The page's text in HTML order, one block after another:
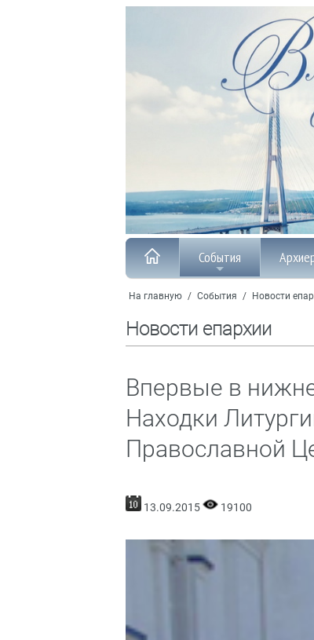
События
На главную / События / Новости
Новости епархии
Впервые в
Находки
Православной
13.09.2015 19100